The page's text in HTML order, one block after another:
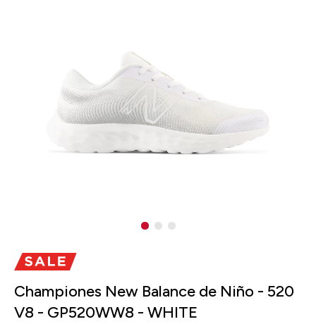
Championes New Balance de Niño - 520
V8 - GP520WW8 - WHITE